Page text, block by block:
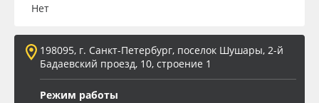
Нет
198095, г. Санкт-Петербург, поселок Шушары, 2-й
Бадаевский проезд, 10, строение 1
Режим работы